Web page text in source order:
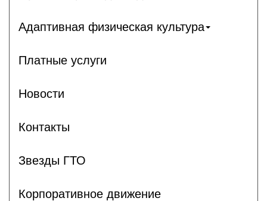
Адаптивная физическая культура
Платные услуги
Новости
Контакты
Звезды ГТО
Корпоративное движение